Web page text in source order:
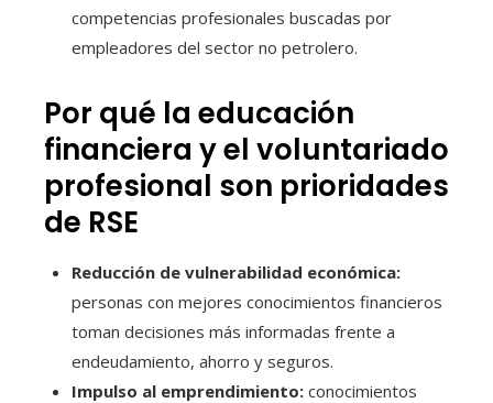
competencias profesionales buscadas por
empleadores del sector no petrolero.
Por qué la educación
financiera y el voluntariado
profesional son prioridades
de RSE
Reducción de vulnerabilidad económica:
personas con mejores conocimientos financieros
toman decisiones más informadas frente a
endeudamiento, ahorro y seguros.
Impulso al emprendimiento: conocimientos